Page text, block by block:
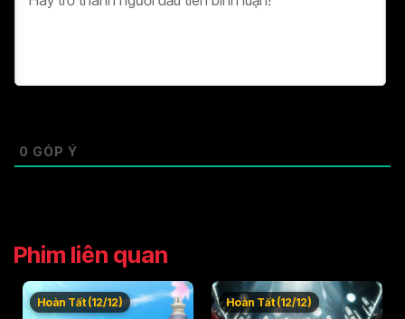
0 GÓP Ý
Phim liên quan
Hoàn Tất (12/12) Hoàn Tất (12/12)